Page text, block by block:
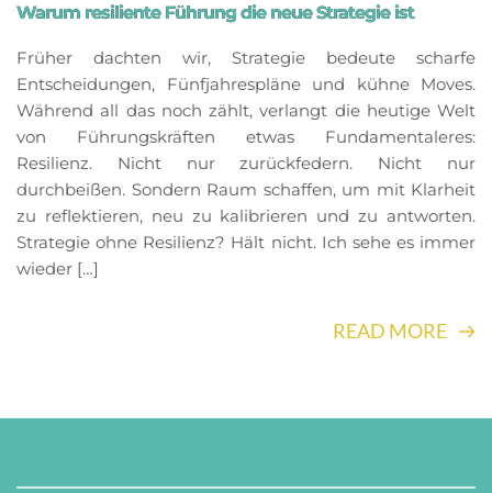
Warum resiliente Führung die neue Strategie ist
Früher dachten wir, Strategie bedeute scharfe
Entscheidungen, Fünfjahrespläne und kühne Moves.
Während all das noch zählt, verlangt die heutige Welt
von Führungskräften etwas Fundamentaleres:
Resilienz. Nicht nur zurückfedern. Nicht nur
durchbeißen. Sondern Raum schaffen, um mit Klarheit
zu reflektieren, neu zu kalibrieren und zu antworten.
Strategie ohne Resilienz? Hält nicht. Ich sehe es immer
wieder […]
READ MORE